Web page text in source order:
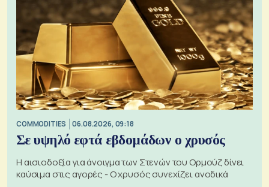
COMMODITIES 06.08.2026, 09:18
Σε υψηλό εφτά εβδομάδων ο χρυσός
Η αισιοδοξία για άνοιγμα των Στενών του Ορμούζ δίνει
καύσιμα στις αγορές - Ο χρυσός συνεχίζει ανοδικά